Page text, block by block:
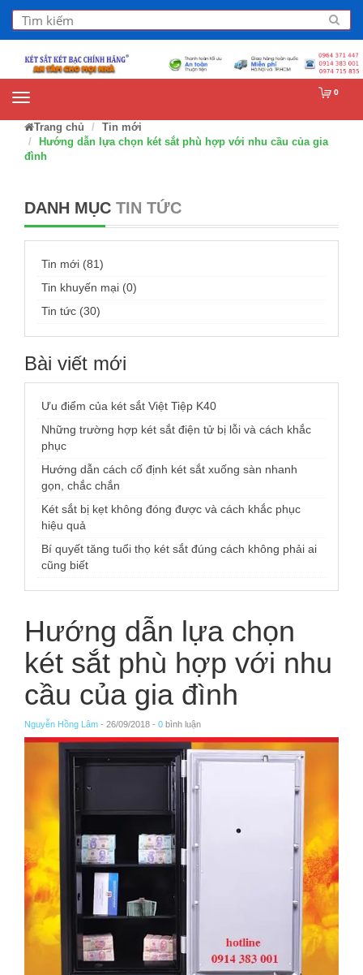
0
Trang chủ
Tin mới
Hướng dẫn lựa chọn két sắt phù hợp với nhu cầu của gia
đình
DANH MỤC TIN TỨC
Tin mới (81)
Tin khuyến mại (0)
Tin tức (30)
Bài viết mới
Ưu điểm của két sắt Việt Tiệp K40
Những trường hợp két sắt điện tử bị lỗi và cách khắc
phục
Hướng dẫn cách cố định két sắt xuống sàn nhanh
gọn, chắc chắn
Két sắt bị kẹt không đóng được và cách khắc phục
hiệu quả
Bí quyết tăng tuổi thọ két sắt đúng cách không phải ai
cũng biết
Hướng dẫn lựa chọn
két sắt phù hợp với nhu
cầu của gia đình
Nguyễn Hồng Lâm - 26/09/2018 - 0 bình luận